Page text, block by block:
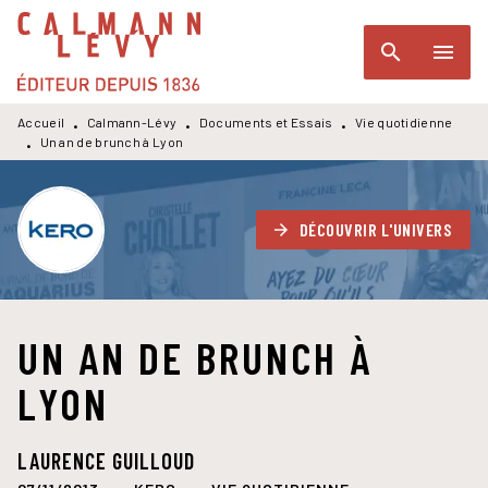
MENU RECHERCHE
PIED DE PAGE
search menu
Accueil • Calmann-Lévy • Documents et Essais •
Vie quotidienne
•
Un an de brunch à Lyon
arrow_forward DÉCOUVRIR L'UNIVERS
UN AN DE BRUNCH À
LYON
LAURENCE GUILLOUD